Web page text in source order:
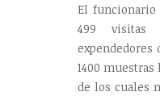
El funcionario
499
expendedores
1400
de los cuales